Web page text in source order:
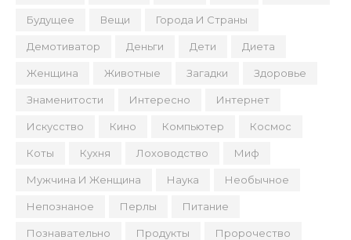
Будущее Вещи Города И Страны
Демотиватор Деньги Дети Диета
Женщина Животные Загадки Здоровье
Знаменитости Интересно Интернет
Искусство Кино Компьютер Космос
Коты Кухня Лоховодство Миф
Мужчина И Женщина Наука Необычное
Непознаное Перлы Питание
Познавательно Продукты Пророчество